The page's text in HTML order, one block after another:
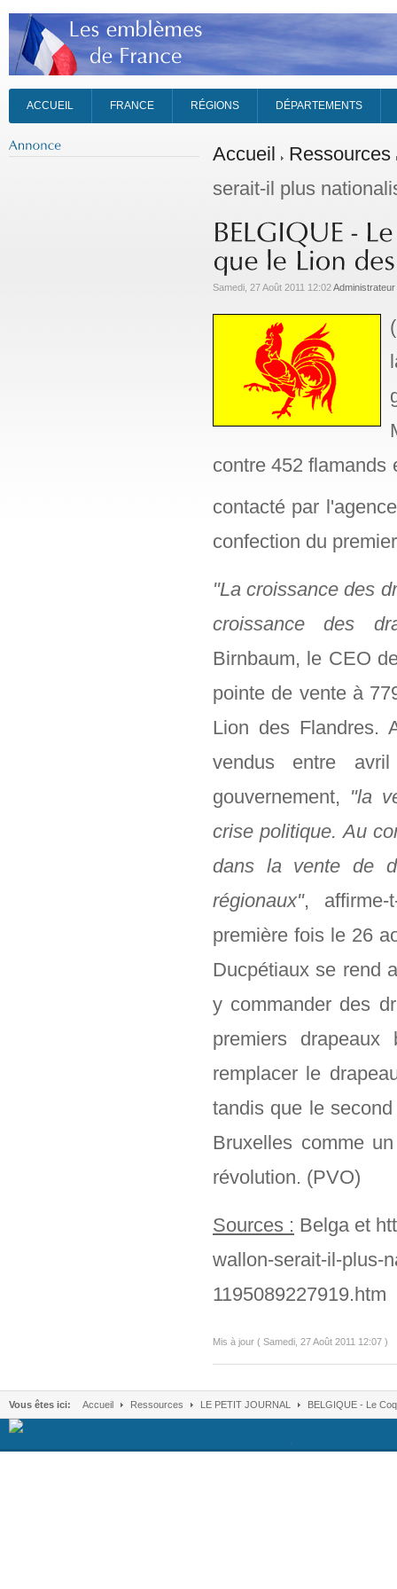
ACCUEIL FRANCE RÉGIONS DÉPARTEMENTS
Accueil
Ressources
serait-il plus
Samedi, 27 Août 2011 12:02Administrateur
contre 452 flamands
contacté par
confection du
"La croissance des
croissance des
Birnbaum, le CEO
pointe de vente à
Lion des Flandres.
vendus entre
gouvernement, "la
crise politique. Au
dans la vente de
régionaux",
première fois le 26
Ducpétiaux se rend
y commander des
premiers
remplacer le
tandis que le
Bruxelles comme
révolution. (PVO)
Sources : Belga et
wallon-serait-il-plus-
1195089227919.htm
Mis à jour ( Samedi, 27 Août 2011 12:07 )
Vous êtes ici: Accueil Ressources LE PETIT JOURNAL BELGIQUE - Le
.